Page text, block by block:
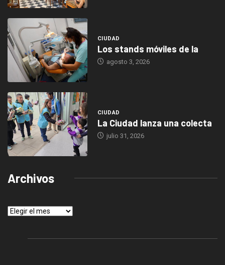
CIUDAD
Los stands móviles de la
agosto 3, 2026
CIUDAD
La Ciudad lanza una colecta
julio 31, 2026
Archivos
Archivos